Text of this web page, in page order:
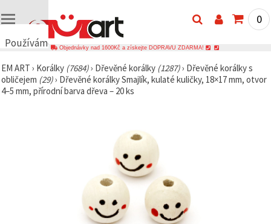
Používáme
🍪
Používáme
cookies a
0
Objednávky nad 1600Kč a získejte DOPRAVU ZDARMA!
EM ART › Korálky (7684)› Dřevěné korálky (1287)› Dřevěné korálky s
obličejem (29)› Dřevěné korálky Smajlík, kulaté kuličky, 18×17 mm, otvor
4–5 mm, přírodní barva dřeva – 20 ks